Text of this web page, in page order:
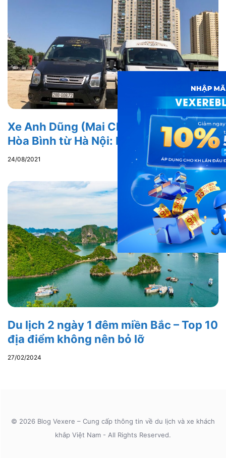
Xe Anh Dũng (Mai Châu) đi Mai Châu –
Hòa Bình từ Hà Nội: Review từ A đến Z
24/08/2021
Du lịch 2 ngày 1 đêm miền Bắc – Top 10
địa điểm không nên bỏ lỡ
27/02/2024
© 2026 Blog Vexere – Cung cấp thông tin về du lịch và xe khách
khắp Việt Nam - All Rights Reserved.